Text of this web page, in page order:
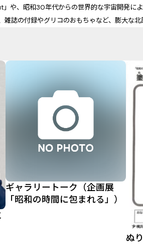
」や、昭和30年代からの世界的な宇宙開発に
誌の付録やグリコのおもちゃなど、膨大な北
ギャラリートーク（企画展
「昭和の時間に包まれる」）
ぬ